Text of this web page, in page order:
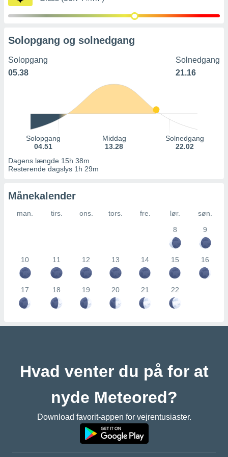
Solopgang og solnedgang
Solopgang
05.38
Solnedgang
21.16
Solopgang
04.51
Middag
13.28
Solnedgang
22.02
Dagens længde 15h 38m
Resterende dagslys 1h 29m
Månekalender
man. tirs. ons. tors. fre. lør.
søn.
8
9
10 11 12 13 14 15 16
17 18 19 20 21 22
Hvad venter du på for at
nyde Meteored?
Download favorit-appen for vejrentusiaster.